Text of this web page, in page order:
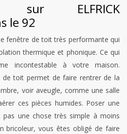
sur ELFRICK
le 92
fenêtre de toit très performante qui
thermique et phonique. Ce qui
incontestable à votre maison.
de toit permet de faire rentrer de la
voir aveugle, comme une salle
ces pièces humides. Poser une
pas une chose très simple à moins
bricoleur, vous êtes obligé de faire